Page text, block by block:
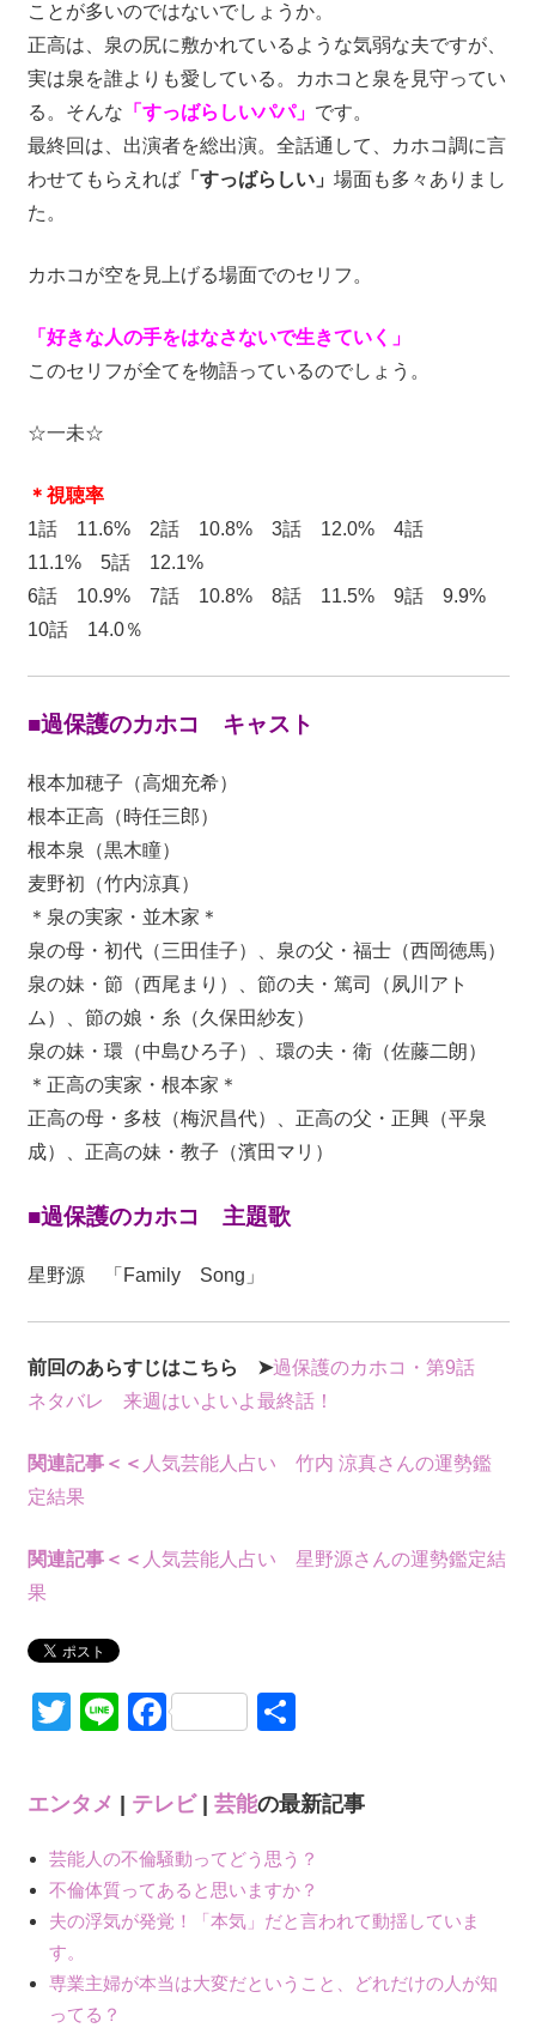
ことが多いのではないでしょうか。
正高は、泉の尻に敷かれているような気弱な夫ですが、
実は泉を誰よりも愛している。カホコと泉を見守ってい
る。そんな 「すっばらしいパパ」 です。
最終回は、出演者を総出演。全話通して、カホコ調に言
わせてもらえれば「すっばらしい」 場面も多々ありまし
た。
カホコが空を見上げる場面でのセリフ。
「好きな人の手をはなさないで生きていく」
このセリフが全てを物語っているのでしょう。
☆一未☆
＊視聴率
1話 11.6% 2話 10.8% 3話 12.0% 4話
11.1% 5話 12.1%
6話 10.9% 7話 10.8% 8話 11.5% 9話 9.9%
10話 14.0％
■過保護のカホコ キャスト
根本加穂子（高畑充希）
根本正高（時任三郎）
根本泉（黒木瞳）
麦野初（竹内涼真）
＊泉の実家・並木家＊
泉の母・初代（三田佳子）、泉の父・福士（西岡徳馬）
泉の妹・節（西尾まり）、節の夫・篤司（夙川アト
ム）、節の娘・糸（久保田紗友）
泉の妹・環（中島ひろ子）、環の夫・衛（佐藤二朗）
＊正高の実家・根本家＊
正高の母・多枝（梅沢昌代）、正高の父・正興（平泉
成）、正高の妹・教子（濱田マリ）
■過保護のカホコ 主題歌
星野源 「Family Song」
前回のあらすじはこちら ➤過保護のカホコ・第9話
ネタバレ 来週はいよいよ最終話！
関連記事＜＜ 人気芸能人占い 竹内 涼真さんの運勢鑑
定結果
関連記事＜＜ 人気芸能人占い 星野源さんの運勢鑑定結
果
Twitter
LineFacebook
エンタメ テレビ| 芸能の最新記事
芸能人の不倫騒動ってどう思う？
不倫体質ってあると思いますか？
夫の浮気が発覚！「本気」だと言われて動揺していま
す。
専業主婦が本当は大変だということ、どれだけの人が知
ってる？